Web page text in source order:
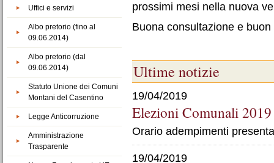
Uffici e servizi
Albo pretorio (fino al
09.06.2014)
Albo pretorio (dal
09.06.2014)
Statuto Unione dei Comuni
Montani del Casentino
Legge Anticorruzione
Amministrazione
Trasparente
prossimi mesi nella nuova
Buona consultazione e
Ultime notizie
19/04/2019
Elezioni Comunali 2019
Orario adempimenti
19/04/2019